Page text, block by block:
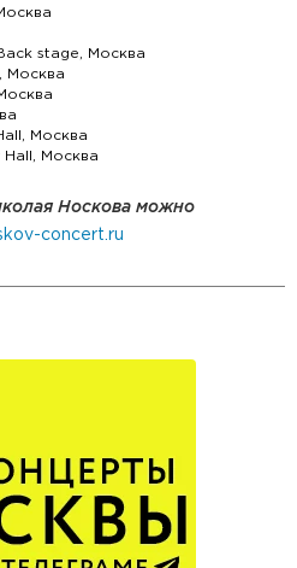
stage, Москва
Москва
Москва
Hall, Москва
Носкова можно
concert.ru